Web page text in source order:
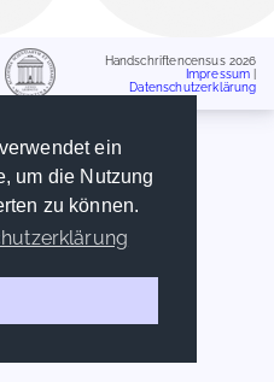
ein
um die Nutzung
zu können.
Handschriftencensus 2026
Impressum
Datenschutzerklärung